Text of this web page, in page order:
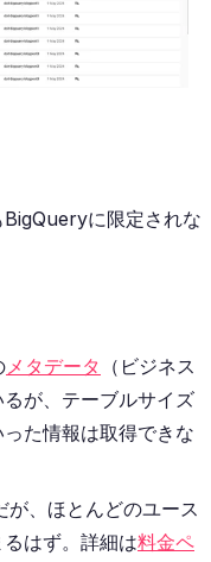
に限定されな
メタデータ （ビジネス
が、テーブルサイズ
た情報は取得できな
、ほとんどのユース
はず。詳細は料金ペ